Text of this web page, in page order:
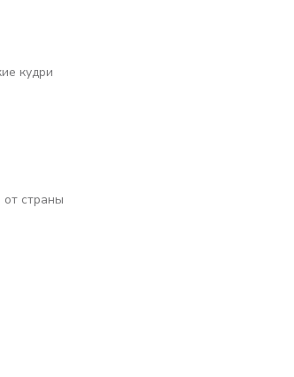
кудри
от страны